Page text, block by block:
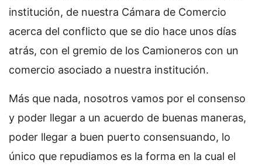
institución, de nuestra Cámara de Comercio
acerca del conflicto que se dio hace unos días
atrás, con el gremio de los Camioneros con un
comercio asociado a nuestra institución.
Más que nada, nosotros vamos por el consenso
y poder llegar a un acuerdo de buenas maneras,
poder llegar a buen puerto consensuando, lo
único que repudiamos es la forma en la cual el